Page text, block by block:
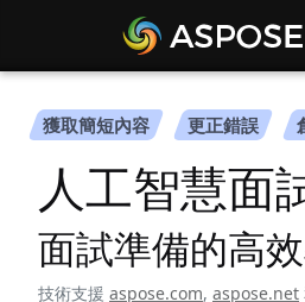
獲取簡短內容 更正錯誤
人工智慧面
面試準備的高
技術支援 aspose.com, aspose.net